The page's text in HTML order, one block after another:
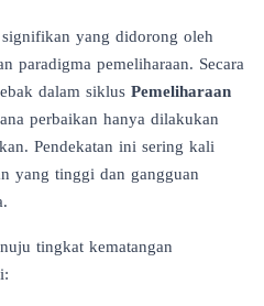
yang didorong oleh
paradigma pemeliharaan. Secara
dalam siklus Pemeliharaan
perbaikan hanya dilakukan
Pendekatan ini sering kali
yang tinggi dan gangguan
tingkat kematangan